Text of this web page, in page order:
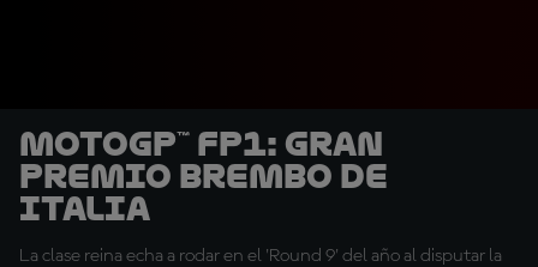
MotoGP™ FP1: Gran
Premio Brembo de
Italia
La clase reina echa a rodar en el 'Round 9' del año al disputar la